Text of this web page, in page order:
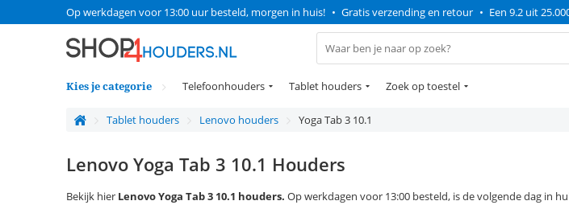
Op werkdagen voor 13:00 uur besteld, morgen in huis! • Gratis verzending en retour • Een 9.2 uit
Kies je categorie Telefoonhouders Tablet houders Zoek op toestel
Tablet houders Lenovo houders Yoga Tab 3 10.1
Lenovo Yoga Tab 3 10.1 Houders
Bekijk hier Lenovo Yoga Tab 3 10.1 houders. Op werkdagen voor 13:00 besteld, is de volgende dag in